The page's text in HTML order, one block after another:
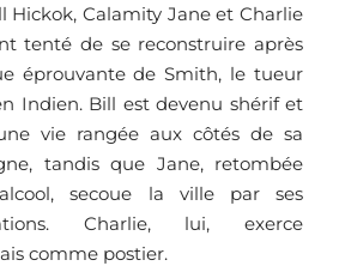
Hickok, Calamity Jane et Charlie
tenté de se reconstruire après
éprouvante de Smith, le tueur
Indien. Bill est devenu shérif et
vie rangée aux côtés de sa
tandis que Jane, retombée
secoue la ville par ses
Charlie, lui, exerce
comme postier.